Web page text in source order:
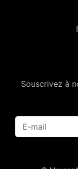
Souscrivez à